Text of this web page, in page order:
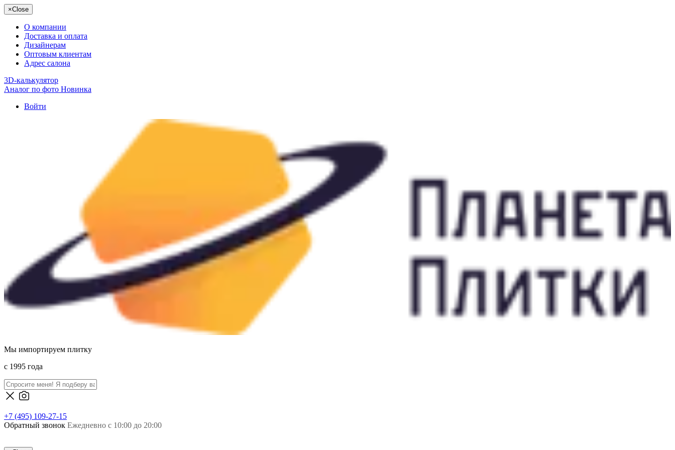
×Close
О компании
Доставка и оплата
Дизайнерам
Оптовым клиентам
Адрес салона
3D-калькулятор
Аналог по фото Новинка
Войти
Мы импортируем плитку
c 1995 года
+7 (495) 109-27-15
Обратный звонок Ежедневно с 10:00 до 20:00